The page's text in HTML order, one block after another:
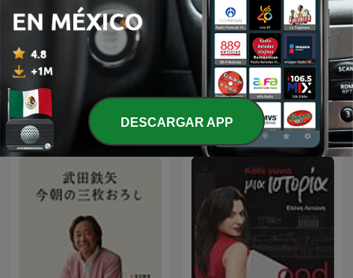
StarTalk Radio Tu Desarrollo Personal
Más podcasts internacionales de
Educación
DESCARGAR APP